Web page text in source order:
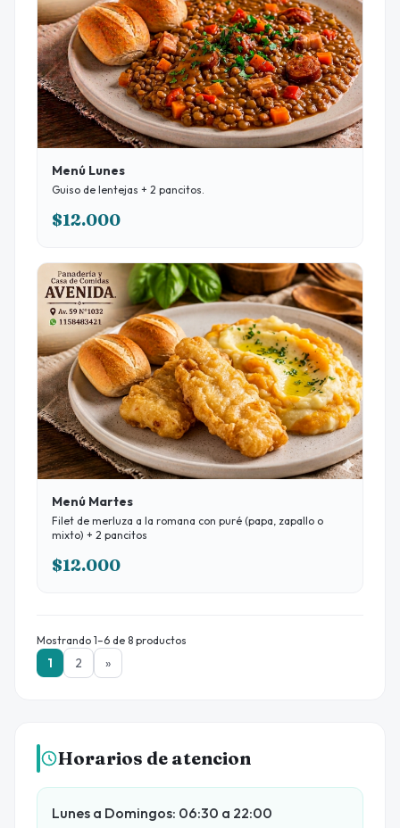
Menú Lunes
Guiso de lentejas + 2 pancitos.
$12.000
Menú Martes
Filet de merluza a la romana con puré (papa, zapallo o
mixto) + 2 pancitos
$12.000
Mostrando 1–6 de 8 productos
1 2 »
Horarios de atencion
Lunes a Domingos: 06:30 a 22:00